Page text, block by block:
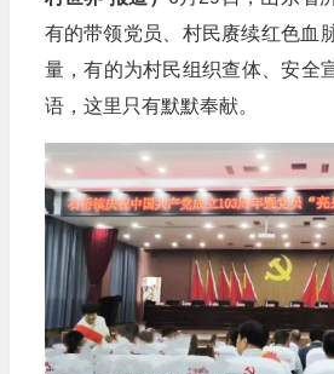
有的带领党员、村民赓续红色血
量，有的为村民组织查体、安
语，这里只有默默奉献。